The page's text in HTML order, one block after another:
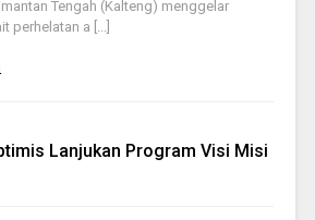
Tengah (Kalteng) menggelar
perhelatan a [...]
Lanjukan Program Visi Misi